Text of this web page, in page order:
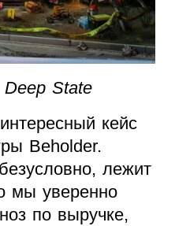
State
кейс
Beholder.
лежит
мы уверенно
по выручке,